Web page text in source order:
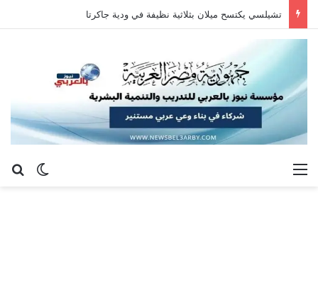
تشيلسي يكتسح ميلان بثلاثية نظيفة في ودية جاكرتا
الوضع القائمة